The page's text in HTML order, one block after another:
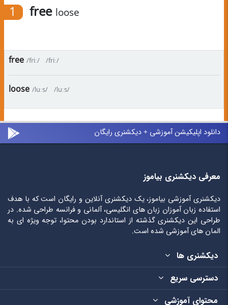
1 free loose
free /friː/ /friː/
loose /luːs/ /luːs/
دانلود اپلیکیشن آموزشی + دیکشنری رایگان
معرفی دیکشنری بیاموز
دیکشنری آموزشی بیاموز، یک دیکشنری آنلاین و رایگان است که با هدف
استفاده زبان آموزان زبان های انگلیسی، آلمانی و فرانسه طراحی شده. در
طراحی این دیکشنری گذشته از استاندارد بودن محتوا، توجه ویژه ای به
المان های آموزشی شده است.
دیکشنری ها
دسترسی سریع
محتوای آموزشی